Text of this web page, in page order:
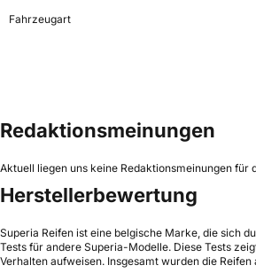
Fahrzeugart
Redaktionsmeinungen
Aktuell liegen uns keine Redaktionsmeinungen für
Herstellerbewertung
Superia Reifen ist eine belgische Marke, die sich
Tests für andere Superia-Modelle. Diese Tests
Verhalten aufweisen. Insgesamt wurden die